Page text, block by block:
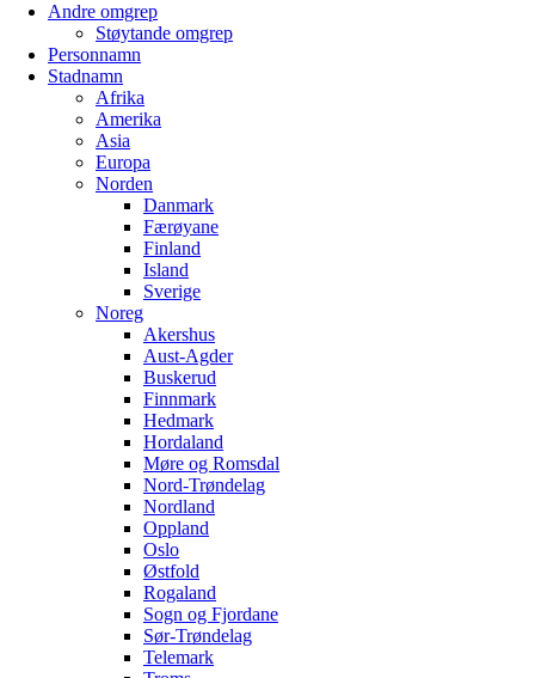
Andre omgrep
Støytande omgrep
Personnamn
Stadnamn
Afrika
Amerika
Asia
Europa
Norden
Danmark
Færøyane
Finland
Island
Sverige
Noreg
Akershus
Aust-Agder
Buskerud
Finnmark
Hedmark
Hordaland
Møre og Romsdal
Nord-Trøndelag
Nordland
Oppland
Oslo
Østfold
Rogaland
Sogn og Fjordane
Sør-Trøndelag
Telemark